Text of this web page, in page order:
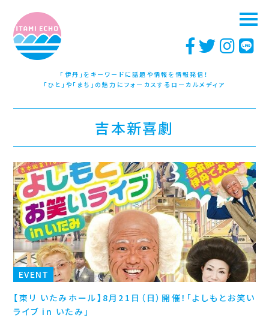
「伊丹」をキーワードに話題や情報を情報発信！
「ひと」や「まち」の魅力にフォーカスするローカルメディア
吉本新喜劇
EVENT
【東リ いたみホール】8月21日（日）開催！「よしもとお笑い
ライブ in いたみ」